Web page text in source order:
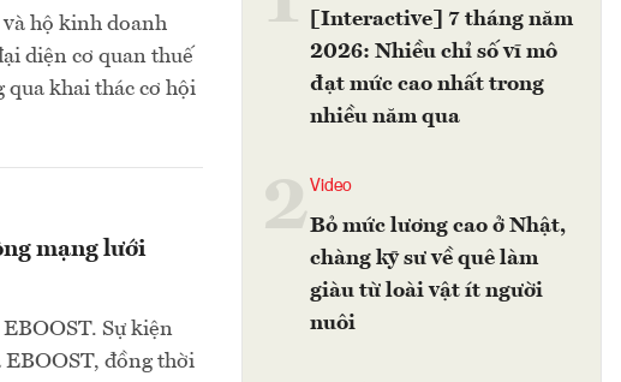
hộ kinh doanh
diện cơ quan thuế
khai thác cơ hội
mạng lưới
Sự kiện
đồng thời
[Interactive] 7 tháng năm
2026: Nhiều chỉ số vĩ mô
đạt mức cao nhất trong
nhiều năm qua
2Video
Bỏ mức lương cao ở Nhật,
chàng kỹ sư về quê làm
giàu từ loài vật ít người
nuôi